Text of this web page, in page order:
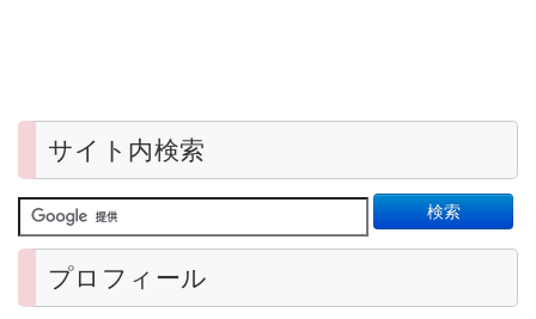
サイト内検索
プロフィール